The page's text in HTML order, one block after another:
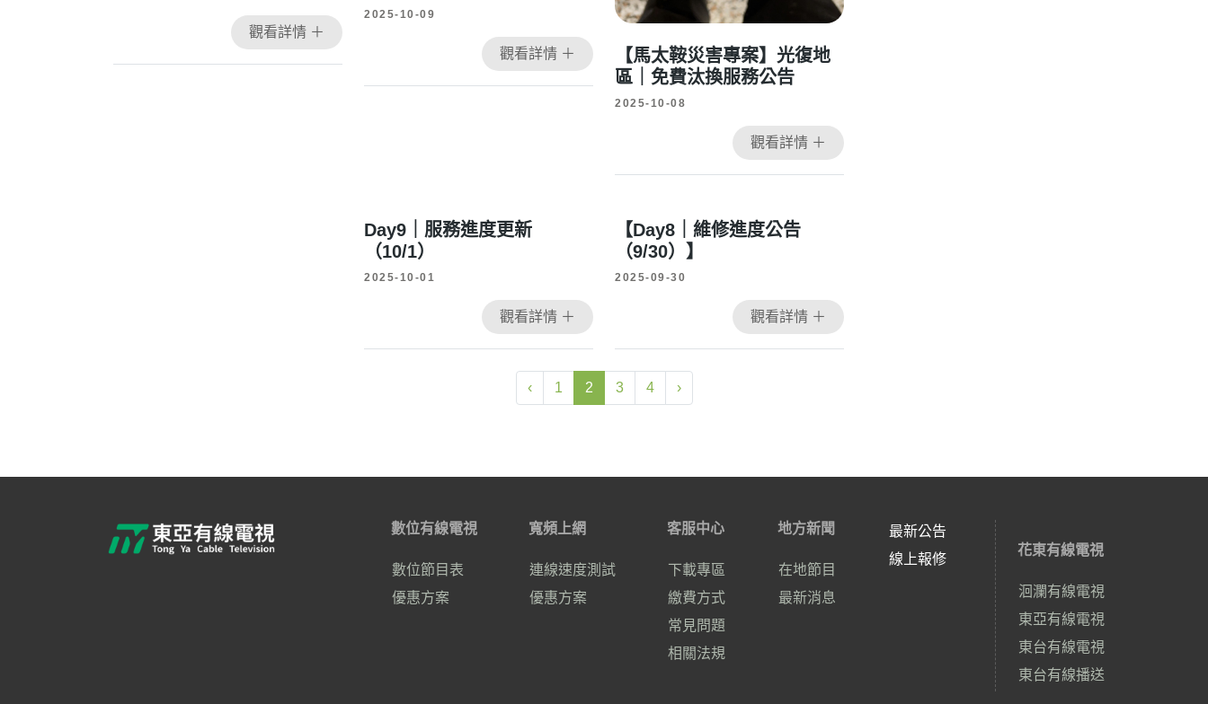
觀看詳情 ＋
2025-10-09
觀看詳情 ＋
【馬太鞍災害專案】光復地
區｜免費汰換服務公告
2025-10-08
觀看詳情 ＋
Day9｜服務進度更新
（10/1）
2025-10-01
觀看詳情 ＋
【Day8｜維修進度公告
（9/30）】
2025-09-30
觀看詳情 ＋
‹ 1 2 3 4 ›
數位有線電視
數位節目表
優惠方案
寬頻上網
連線速度測試
優惠方案
客服中心
下載專區
繳費方式
常見問題
相關法規
地方新聞
在地節目
最新消息
最新公告
線上報修
花東有線電視
洄瀾有線電視
東亞有線電視
東台有線電視
東台有線播送